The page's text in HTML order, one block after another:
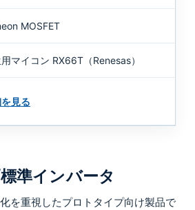
MOSFET
マイコン RX66T（Renesas）
見る
準インバータ
を重視したプロトタイプ向け製品で